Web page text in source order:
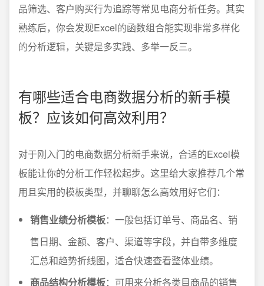
品筛选、客户购买行为追踪等常见电商分析任务。其实
熟练后，你会发现Excel的函数组合能实现非常多样化
的分析逻辑，关键是多实践、多举一反三。
有哪些适合电商数据分析的新手模
板？应该如何高效利用？
对于刚入门的电商数据分析新手来说，合适的Excel模
板能让你的分析工作轻松起步。这里给大家推荐几个常
用且实用的模板类型，并聊聊怎么高效用好它们：
销售业绩分析模板：一般包括订单号、商品名、销
售日期、金额、客户、渠道等字段，并自带多维度
汇总和趋势折线图，适合快速查看整体业绩。
商品结构分析模板：可用来分析各类目商品的销售